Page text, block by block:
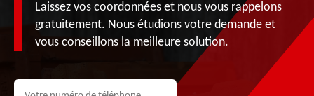
Laissez vos coordonnées et nous vous rappelons
gratuitement. Nous étudions votre demande et
vous conseillons la meilleure solution.